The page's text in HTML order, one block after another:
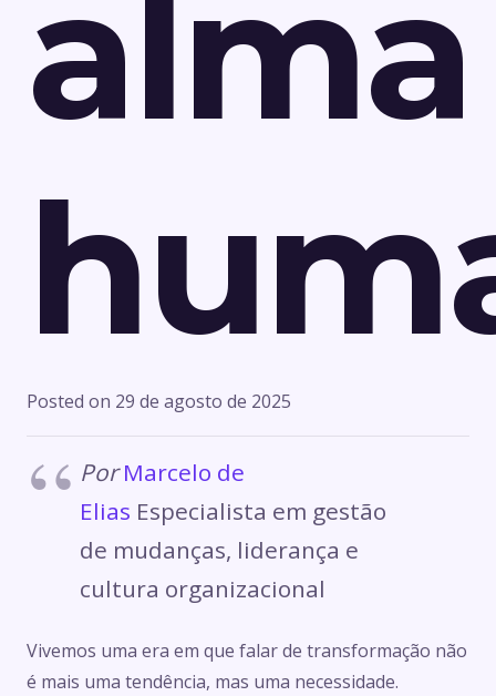
alma
Posted on 29 de agosto de 2025
Por Marcelo de
Elias Especialista em gestão
de mudanças, liderança e
cultura organizacional
Vivemos uma era em que falar de transformação não
é mais uma tendência, mas uma necessidade.